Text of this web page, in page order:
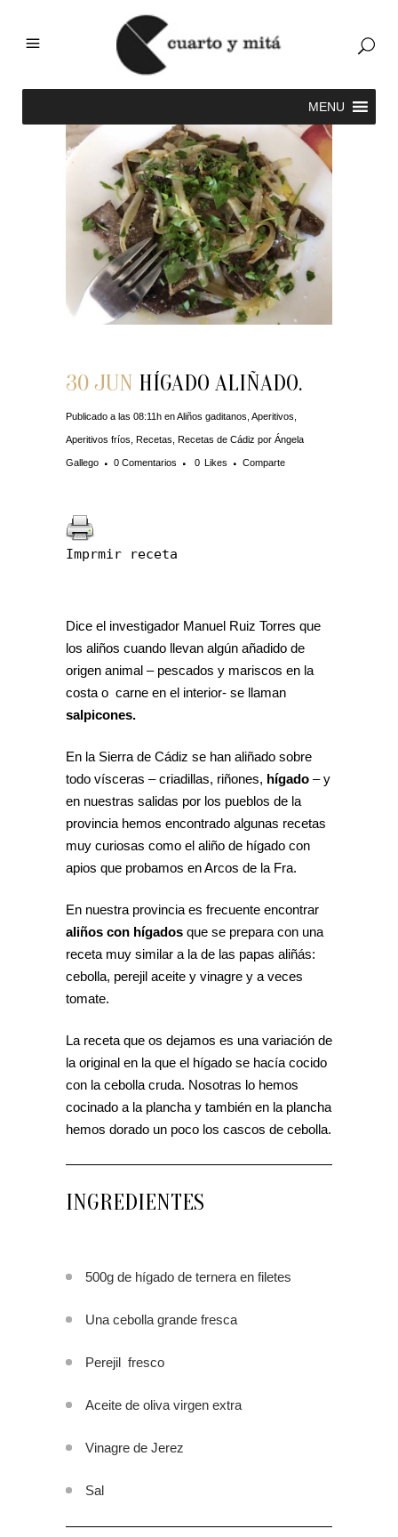
30 JUN HÍGADO ALIÑADO.
Publicado a las 08:11h enAliños gaditanos Aperitivos
Aperitivos fríos Recetas Recetas de Cádiz por Ángela
Gallego 0 Comentarios 0 Likes Comparte
Imprmir receta
Dice el investigador Manuel Ruiz Torres que
los aliños cuando llevan algún añadido de
origen animal – pescados y mariscos en la
costa o carne en el interior- se llaman
salpicones.
En la Sierra de Cádiz se han aliñado sobre
todo vísceras – criadillas, riñones, hígado – y
en nuestras salidas por los pueblos de la
provincia hemos encontrado algunas recetas
muy curiosas como el aliño de hígado con
apios que probamos en Arcos de la Fra.
En nuestra provincia es frecuente encontrar
aliños con hígados que se prepara con una
receta muy similar a la de las papas aliñás:
cebolla, perejil aceite y vinagre y a veces
tomate.
La receta que os dejamos es una variación de
la original en la que el hígado se hacía cocido
con la cebolla cruda. Nosotras lo hemos
cocinado a la plancha y también en la plancha
hemos dorado un poco los cascos de cebolla.
INGREDIENTES
500g de hígado de ternera en filetes
Una cebolla grande fresca
Perejil fresco
Aceite de oliva virgen extra
Vinagre de Jerez
Sal